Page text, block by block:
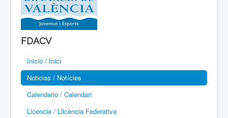
Ala Delta
Paracaidismo / Paracaigudisme
Parapente / Parapent
Ultraligeros / Ultralleugers
Vuelo Con Motor / Vol Amb Motor
FDACV
Inicio / Inici
Noticias / Notícies
Calendario / Calendari
Licencia / Llicència Federativa